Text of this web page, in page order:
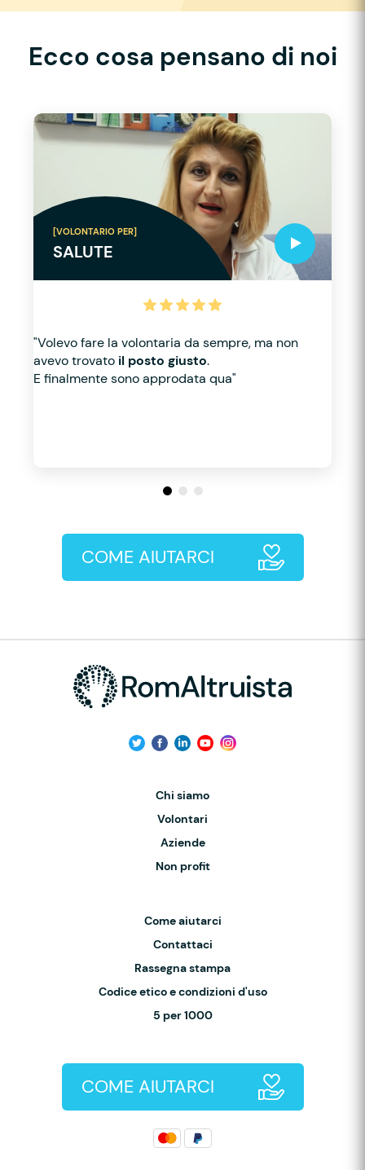
Ecco cosa pensano di noi
[VOLONTARIO PER]
SALUTE
"Volevo fare la volontaria da sempre, ma non
avevo trovato il posto giusto.
E finalmente sono approdata qua"
COME AIUTARCI
Chi siamo
Volontari
Aziende
Non profit
Come aiutarci
Contattaci
Rassegna stampa
Codice etico e condizioni d'uso
5 per 1000
COME AIUTARCI